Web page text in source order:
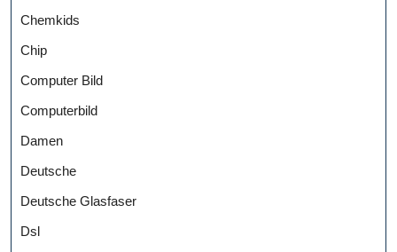
Chemkids
Chip
Computer Bild
Computerbild
Damen
Deutsche
Deutsche Glasfaser
Dsl